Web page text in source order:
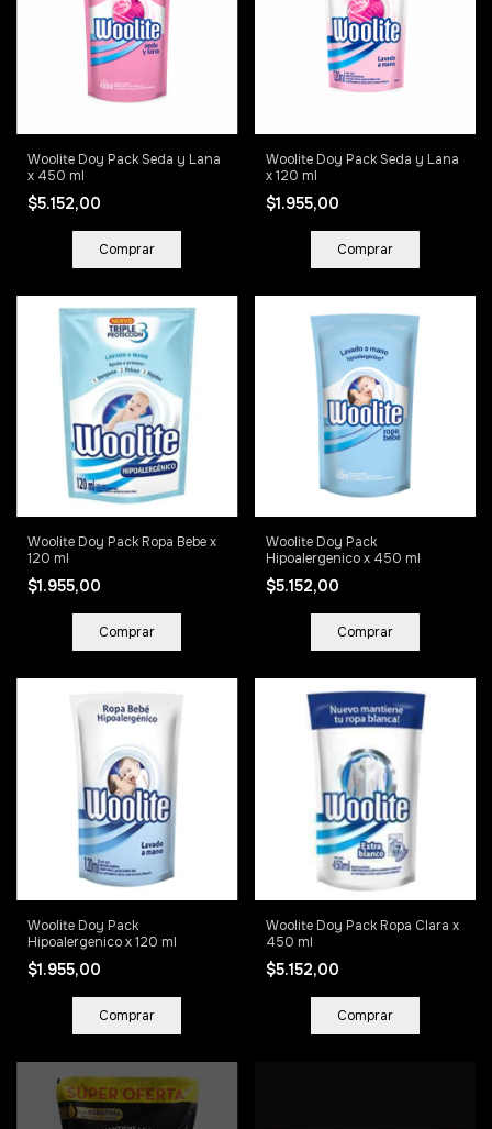
Woolite Doy Pack Seda y Lana
x 450 ml
$5.152,00
Woolite Doy Pack Seda y Lana
x 120 ml
$1.955,00
Woolite Doy Pack Ropa Bebe x
120 ml
$1.955,00
Woolite Doy Pack
Hipoalergenico x 450 ml
$5.152,00
Woolite Doy Pack
Hipoalergenico x 120 ml
$1.955,00
Woolite Doy Pack Ropa Clara x
450 ml
$5.152,00